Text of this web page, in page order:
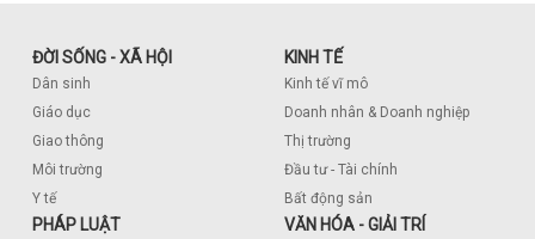
ĐỜI SỐNG - XÃ HỘI
Dân sinh
Giáo dục
Giao thông
Môi trường
Y tế
KINH TẾ
Kinh tế vĩ mô
Doanh nhân & Doanh nghiệp
Thị trường
Đầu tư - Tài chính
Bất động sản
PHÁP LUẬT VĂN HÓA - GIẢI TRÍ